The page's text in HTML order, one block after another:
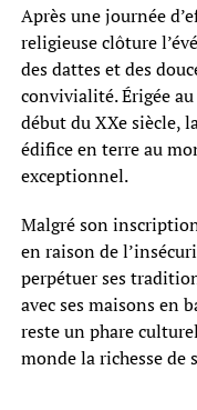
Après une journée
religieuse clôture
des dattes et des
convivialité. Érigée
début du XXe siècle,
édifice en terre au
exceptionnel.
Malgré son
en raison de
perpétuer ses
avec ses maisons en
reste un phare
monde la richesse de